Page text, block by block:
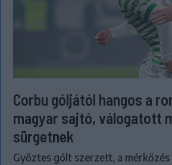
Corbu góljától hangos a
magyar sajtó, válogatott
sürgetnek
Győztes gólt szerzett, a